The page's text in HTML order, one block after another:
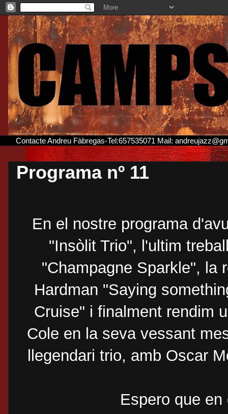
Contacte Andreu Fàbregas-Tel:657535071 Mail:
Programa nº 11
En el nostre programa
"Insòlit Trio", l'ultim
"Champagne Sparkle", la
Hardman "Saying
Cruise" i finalment rendim
Cole en la seva vessant
llegendari trio, amb Oscar
Espero que